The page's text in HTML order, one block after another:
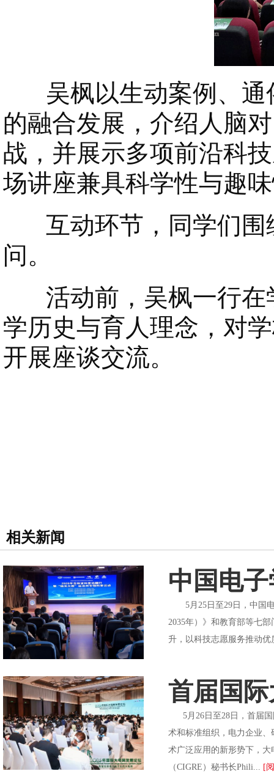
吴枫以生动案例、通
的融合发展，介绍人脑
战，并展示多项前沿科
场讲座兼具科学性与趣
互动环节，同学们围
问。
活动前，吴枫一行在
学历史与育人理念，对
开展座谈交流。
相关新闻
中国电
5月25日至29日，中国电
2035年）》和教育部等七
升，以科技志愿服务推动
首届国
5月26日至28日，首届国
术和标准组织，电力企业
术广泛应用的新形势下，
（CIGRE）秘书长Phili... [